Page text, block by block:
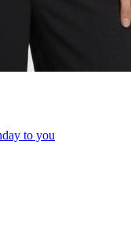
to you